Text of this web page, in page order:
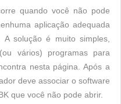
quando você não pode
aplicação adequada
solução é muito simples,
vários) programas para
nesta página. Após a
deve associar o software
que você não pode abrir.